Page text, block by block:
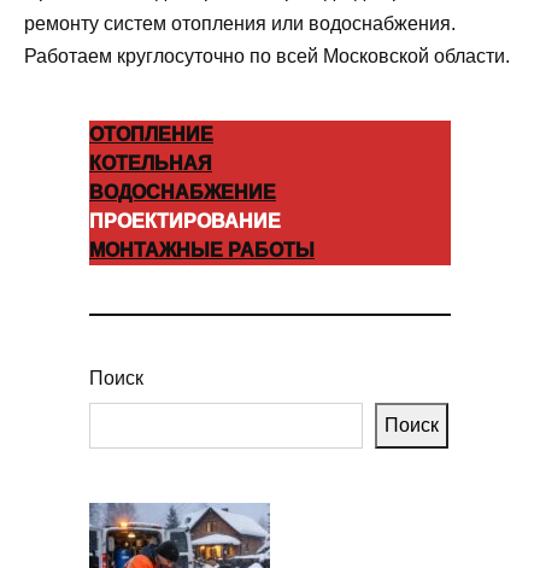
ремонту систем отопления или водоснабжения.
Работаем круглосуточно по всей Московской области.
ОТОПЛЕНИЕ
КОТЕЛЬНАЯ
ВОДОСНАБЖЕНИЕ
ПРОЕКТИРОВАНИЕ
МОНТАЖНЫЕ РАБОТЫ
Поиск
Поиск